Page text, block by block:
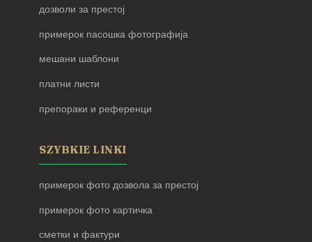
дозволи за престој
примерок пасошка фотографија
мешани шаблони
платни листи
препораки и референци
SZYBKIE LINKI
примерок фото дозвола за престој
примерок фото картичка
сметки и фактури